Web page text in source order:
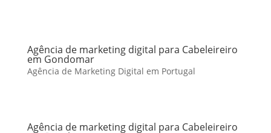
Agência de marketing digital para Cabeleireiro
em Gondomar
Agência de Marketing Digital em Portugal
Agência de marketing digital para Cabeleireiro